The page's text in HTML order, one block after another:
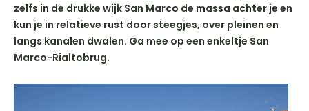
zelfs in de drukke wijk San Marco de massa achter je en
kun je in relatieve rust door steegjes, over pleinen en
langs kanalen dwalen. Ga mee op een enkeltje San
Marco-Rialtobrug.